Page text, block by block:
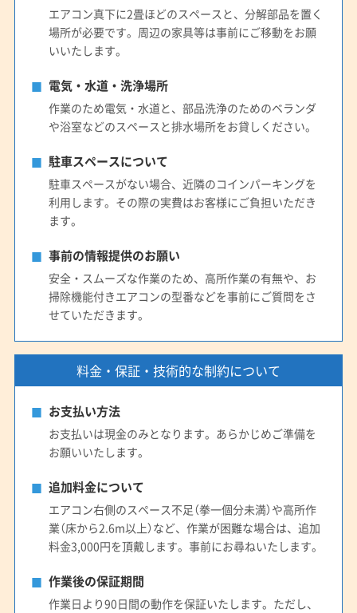
エアコン真下に2畳ほどのスペースと、分解部品を置く
場所が必要です。周辺の家具等は事前にご移動をお願
いいたします。
電気・水道・洗浄場所
作業のため電気・水道と、部品洗浄のためのベランダ
や浴室などのスペースと排水場所をお貸しください。
駐車スペースについて
駐車スペースがない場合、近隣のコインパーキングを
利用します。その際の実費はお客様にご負担いただき
ます。
事前の情報提供のお願い
安全・スムーズな作業のため、高所作業の有無や、お
掃除機能付きエアコンの型番などを事前にご質問をさ
せていただきます。
料金・保証・技術的な制約について
お支払い方法
お支払いは現金のみとなります。あらかじめご準備を
お願いいたします。
追加料金について
エアコン右側のスペース不足（拳一個分未満）や高所作
業（床から2.6m以上）など、作業が困難な場合は、追加
料金3,000円を頂戴します。事前にお尋ねいたします。
作業後の保証期間
作業日より90日間の動作を保証いたします。ただし、